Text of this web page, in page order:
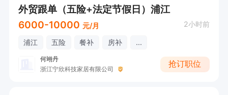
外贸跟单（五险+法定节假日）浦江
6000-10000 元/月 2小时前
浦江 五险 餐补 房补 ...
何翊丹
浙江宁欣科技家居有限公司
抢订职位